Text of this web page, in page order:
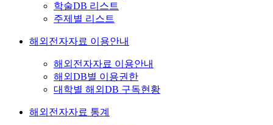
학술DB 리스트
주제별 리스트
해외전자자료 이용안내
해외전자자료 이용안내
해외DB별 이용권한
대학별 해외DB 구독현황
해외전자자료 통계